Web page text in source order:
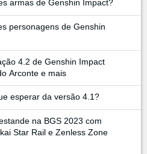
armas de Genshin Impact?
personagens de Genshin
4.2 de Genshin Impact
Arconte e mais
esperar da versão 4.1?
na BGS 2023 com
Star Rail e Zenless Zone